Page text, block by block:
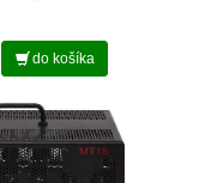
do košíka